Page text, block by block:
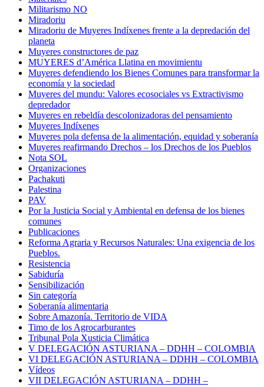
Militarismo NO
Miradoriu
Miradoriu de Muyeres Indíxenes frente a la depredación del
planeta
Muyeres constructores de paz
MUYERES d’América Llatina en movimientu
Muyeres defendiendo los Bienes Comunes para transformar la
economía y la sociedad
Muyeres del mundu: Valores ecosociales vs Extractivismo
depredador
Muyeres en rebeldía descolonizadoras del pensamiento
Muyeres Indíxenes
Muyeres pola defensa de la alimentación, equidad y soberanía
Muyeres reafirmando Drechos – los Drechos de los Pueblos
Nota SOL
Organizaciones
Pachakuti
Palestina
PAV
Por la Justicia Social y Ambiental en defensa de los bienes
comunes
Publicaciones
Reforma Agraria y Recursos Naturales: Una exigencia de los
Pueblos.
Resistencia
Sabiduría
Sensibilización
Sin categoría
Soberanía alimentaria
Sobre Amazonía. Territorio de VIDA
Timo de los Agrocarburantes
Tribunal Pola Xusticia Climática
V DELEGACIÓN ASTURIANA – DDHH – COLOMBIA
VI DELEGACIÓN ASTURIANA – DDHH – COLOMBIA
Vídeos
VII DELEGACIÓN ASTURIANA – DDHH –